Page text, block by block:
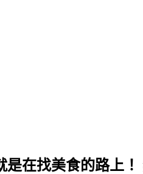
在找美食的路上